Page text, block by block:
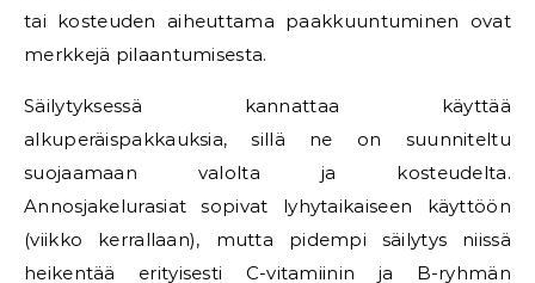
tai kosteuden aiheuttama paakkuuntuminen ovat
merkkejä pilaantumisesta.
Säilytyksessä kannattaa käyttää
alkuperäispakkauksia, sillä ne on suunniteltu
suojaamaan valolta ja kosteudelta.
Annosjakelurasiat sopivat lyhytaikaiseen käyttöön
(viikko kerrallaan), mutta pidempi säilytys niissä
heikentää erityisesti C-vitamiinin ja B-ryhmän